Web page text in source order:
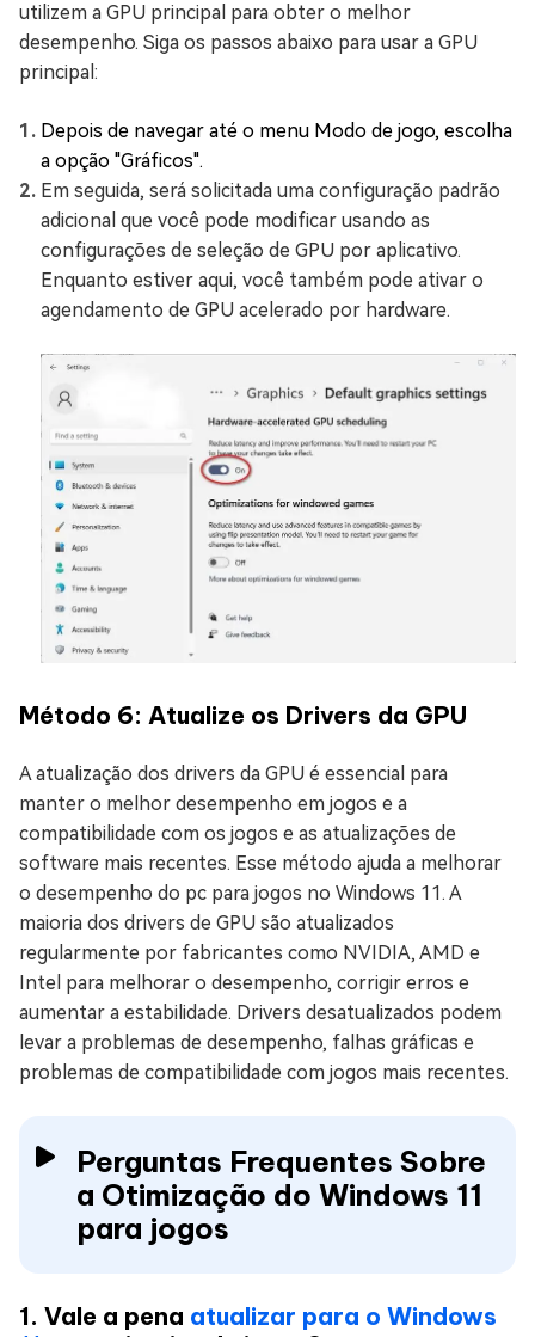
utilizem a GPU principal para obter o melhor
desempenho. Siga os passos abaixo para usar a GPU
principal:
Depois de navegar até o menu Modo de jogo, escolha
a opção "Gráficos".
Em seguida, será solicitada uma configuração padrão
adicional que você pode modificar usando as
configurações de seleção de GPU por aplicativo.
Enquanto estiver aqui, você também pode ativar o
agendamento de GPU acelerado por hardware.
Método 6: Atualize os Drivers da GPU
A atualização dos drivers da GPU é essencial para
manter o melhor desempenho em jogos e a
compatibilidade com os jogos e as atualizações de
software mais recentes. Esse método ajuda a melhorar
o desempenho do pc para jogos no Windows 11. A
maioria dos drivers de GPU são atualizados
regularmente por fabricantes como NVIDIA, AMD e
Intel para melhorar o desempenho, corrigir erros e
aumentar a estabilidade. Drivers desatualizados podem
levar a problemas de desempenho, falhas gráficas e
problemas de compatibilidade com jogos mais recentes.
Perguntas Frequentes Sobre
a Otimização do Windows 11
para jogos
1. Vale a pena atualizar para o Windows